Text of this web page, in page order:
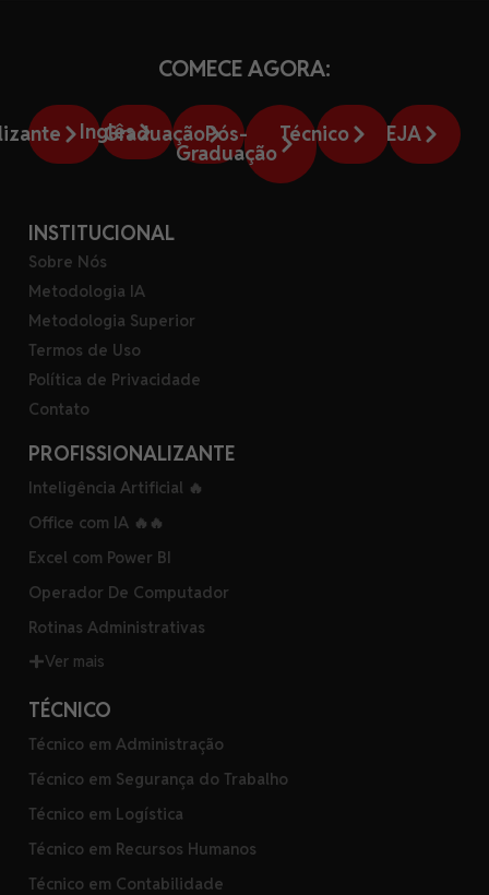
COMECE AGORA:
Inglês
GraduaçãoPós-
Graduação
Técnico EJA
INSTITUCIONAL
Sobre Nós
Metodologia IA
Metodologia Superior
Termos de Uso
Política de Privacidade
Contato
PROFISSIONALIZANTE
Inteligência Artificial 🔥
Office com IA 🔥🔥
Excel com Power BI
Operador De Computador
Rotinas Administrativas
Ver mais
TÉCNICO
Técnico em Administração
Técnico em Segurança do Trabalho
Técnico em Logística
Técnico em Recursos Humanos
Técnico em Contabilidade